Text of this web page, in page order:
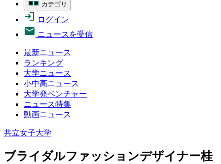
カテゴリ
ログイン
ニュースを受信
最新ニュース
ランキング
大学ニュース
小中高ニュース
大学発ベンチャー
ニュース特集
動画ニュース
共立女子大学
ブライダルファッションデザイナー桂